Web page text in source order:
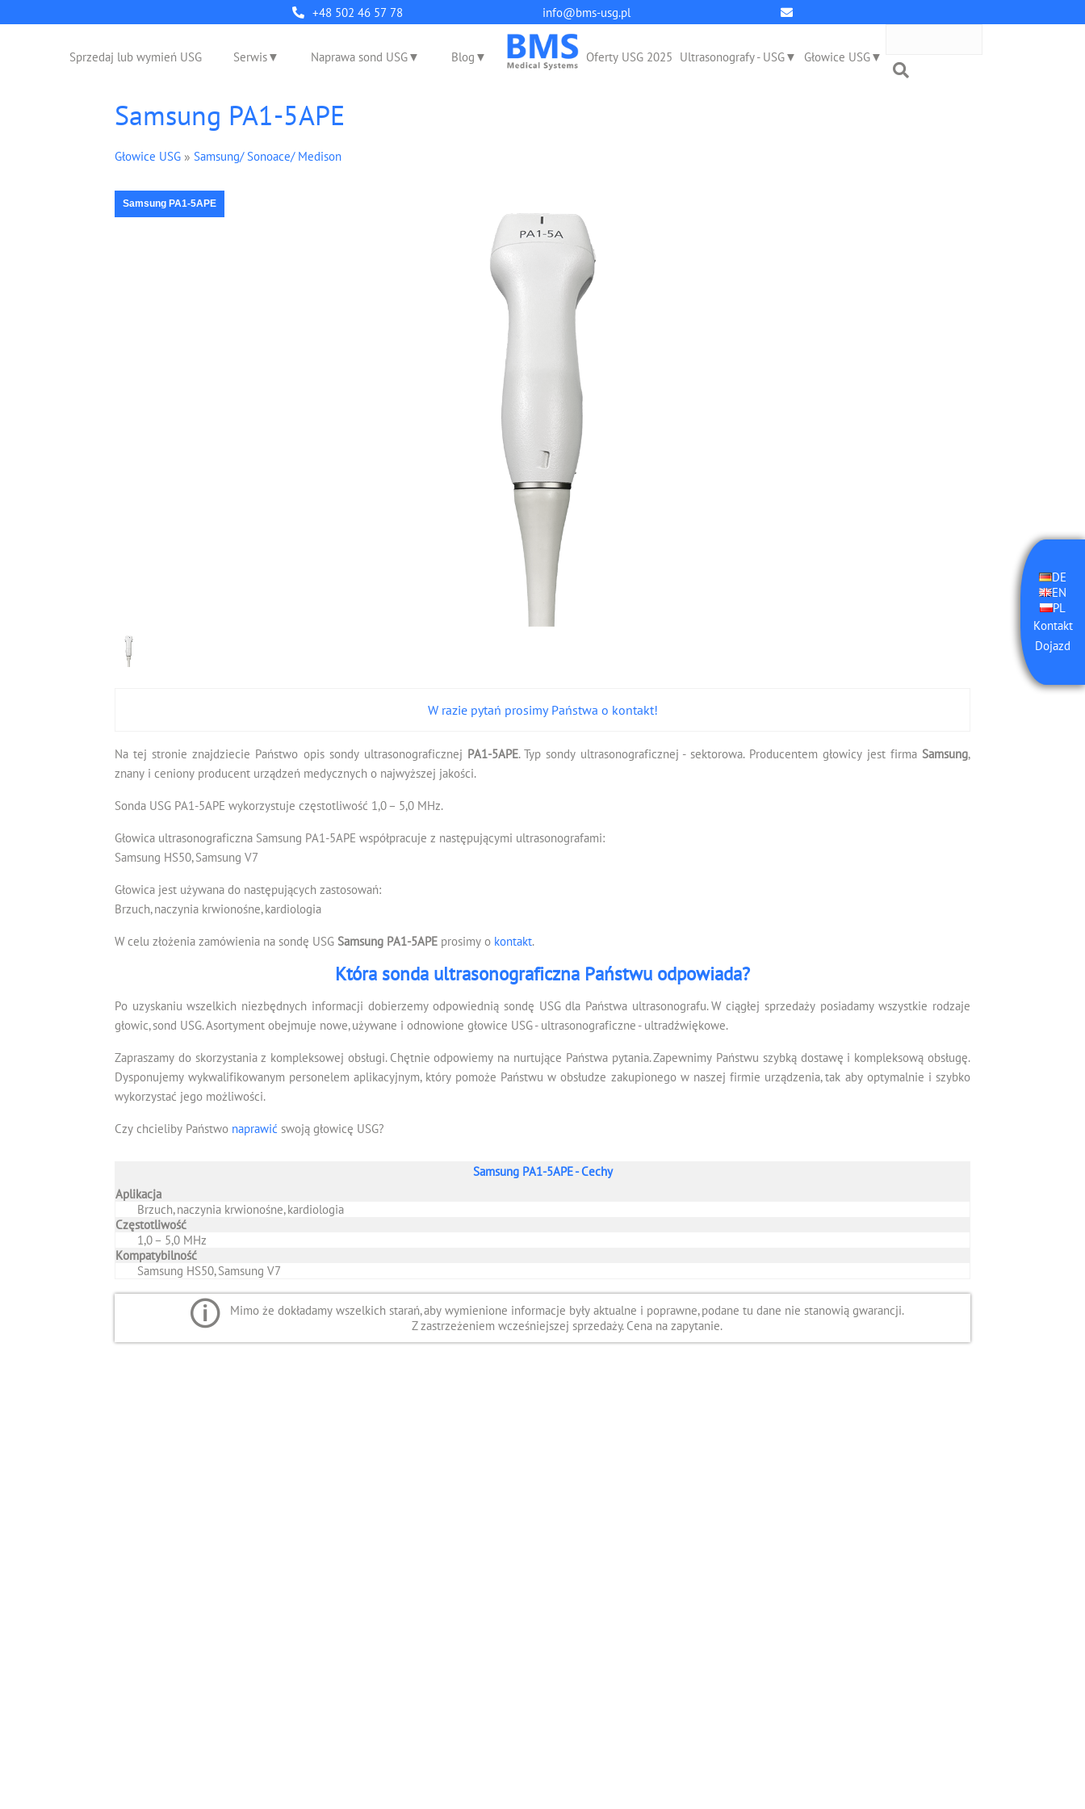
q
+48 502 46 57 78 info@bms-usg.pl
DE
EN
PL
Kontakt
Dojazd
Sprzedaj lub wymień USG Serwis Naprawa sond USG Blog Oferty USG 2025 Ultrasonografy - USG Głowice USG
Samsung PA1-5APE
Głowice USG » Samsung/ Sonoace/ Medison
Samsung PA1-5APE
W razie pytań prosimy Państwa o kontakt!
Na tej stronie znajdziecie Państwo opis sondy ultrasonograficznej PA1-5APE. Typ sondy ultrasonograficznej - sektorowa. Producentem głowicy jest firmaSamsung,
znany i ceniony producent urządzeń medycznych o najwyższej jakości.
Sonda USG PA1-5APE wykorzystuje częstotliwość 1,0 – 5,0 MHz.
Głowica ultrasonograficzna Samsung PA1-5APE współpracuje z następującymi ultrasonografami:
Samsung HS50, Samsung V7
Głowica jest używana do następujących zastosowań:
Brzuch, naczynia krwionośne, kardiologia
W celu złożenia zamówienia na sondę USG Samsung PA1-5APE prosimy o kontakt.
Która sonda ultrasonograficzna Państwu odpowiada?
Po uzyskaniu wszelkich niezbędnych informacji dobierzemy odpowiednią sondę USG dla Państwa ultrasonografu. W ciągłej sprzedaży posiadamy wszystkie rodzaje
głowic, sond USG. Asortyment obejmuje nowe, używane i odnowione głowice USG - ultrasonograficzne - ultradźwiękowe.
Zapraszamy do skorzystania z kompleksowej obsługi. Chętnie odpowiemy na nurtujące Państwa pytania. Zapewnimy Państwu szybką dostawę i kompleksową obsługę.
Dysponujemy wykwalifikowanym personelem aplikacyjnym, który pomoże Państwu w obsłudze zakupionego w naszej firmie urządzenia, tak aby optymalnie i szybko
wykorzystać jego możliwości.
Czy chcieliby Państwo naprawić swoją głowicę USG?
Samsung PA1-5APE - Cechy
Aplikacja
Brzuch, naczynia krwionośne, kardiologia
Częstotliwość
1,0 – 5,0 MHz
Kompatybilność
Samsung HS50, Samsung V7
Mimo że dokładamy wszelkich starań, aby wymienione informacje były aktualne i poprawne, podane tu dane nie stanowią gwarancji.
Z zastrzeżeniem wcześniejszej sprzedaży. Cena na zapytanie.